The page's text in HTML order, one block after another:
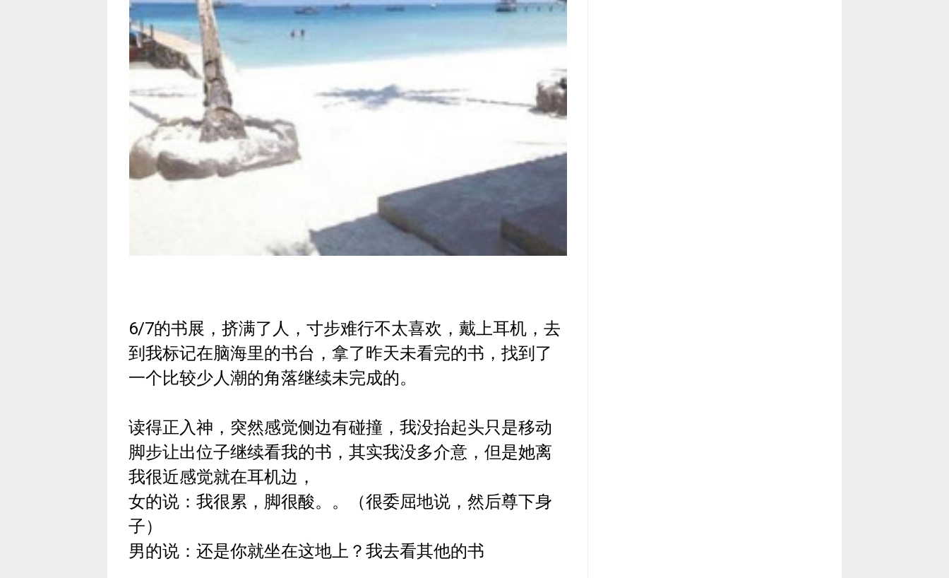
6/7的书展，挤满了人，寸步难行不太喜欢，戴上耳机，去
到我标记在脑海里的书台，拿了昨天未看完的书，找到了
一个比较少人潮的角落继续未完成的。
读得正入神，突然感觉侧边有碰撞，我没抬起头只是移动
脚步让出位子继续看我的书，其实我没多介意，但是她离
我很近感觉就在耳机边，
女的说：我很累，脚很酸。。（很委屈地说，然后尊下身
子）
男的说：还是你就坐在这地上？我去看其他的书